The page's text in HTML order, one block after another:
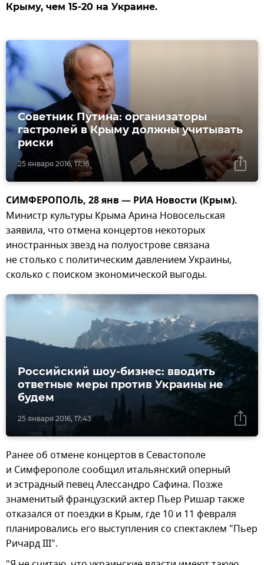
Крыму, чем 15-20 на Украине.
25 января 2016, 17:16
Советник Путина: организаторы
гастролей в Крыму должны учитывать
риски
СИМФЕРОПОЛЬ, 28 янв — РИА Новости (Крым).
Министр культуры Крыма Арина Новосельская
заявила, что отмена концертов некоторых
иностранных звезд на полуострове связана
не столько с политическим давлением Украины,
сколько с поиском экономической выгоды.
25 января 2016, 17:43
Российский шоу-бизнес: вводить
ответные меры против Украины не
будем
Ранее об отмене концертов в Севастополе
и Симферополе сообщил итальянский оперный
и эстрадный певец Алессандро Сафина. Позже
знаменитый французский актер Пьер Ришар также
отказался от поездки в Крым, где 10 и 11 февраля
планировались его выступления со спектаклем "Пьер
Ричард III".